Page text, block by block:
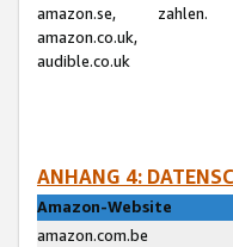
amazon.se,
amazon.co.uk,
audible.co.uk
zahlen.
ANHANG 4:
Amazon-Website
amazon.com.be